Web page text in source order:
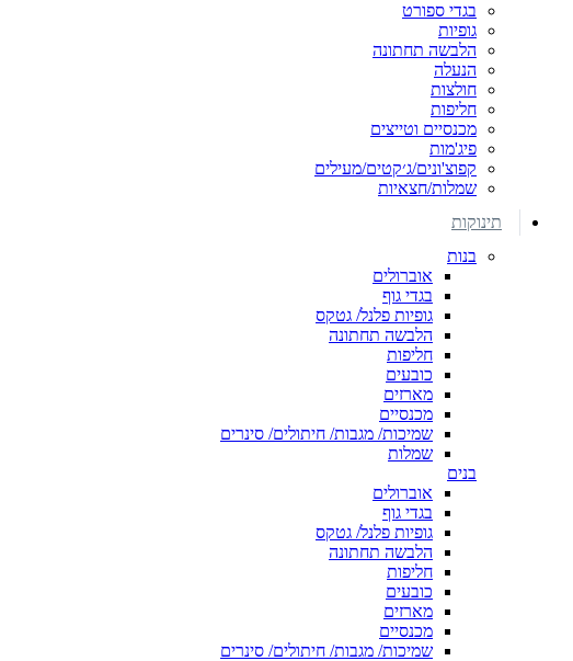
בגדי ספורט
גופיות
הלבשה תחתונה
הנעלה
חולצות
חליפות
מכנסיים וטייצים
פיג'מות
קפוצ'ונים/ג׳קטים/מעילים
שמלות/חצאיות
תינוקות
בנות
אוברולים
בגדי גוף
גופיות פלנל/ גטקס
הלבשה תחתונה
חליפות
כובעים
מארזים
מכנסיים
שמיכות/ מגבות/ חיתולים/ סינרים
שמלות
בנים
אוברולים
בגדי גוף
גופיות פלנל/ גטקס
הלבשה תחתונה
חליפות
כובעים
מארזים
מכנסיים
שמיכות/ מגבות/ חיתולים/ סינרים